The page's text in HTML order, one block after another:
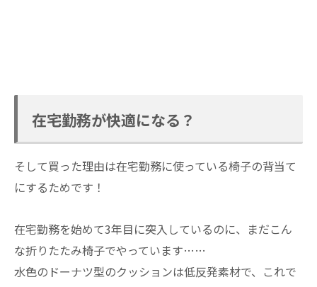
在宅勤務が快適になる？
そして買った理由は在宅勤務に使っている椅子の背当て
にするためです！
在宅勤務を始めて3年目に突入しているのに、まだこん
な折りたたみ椅子でやっています……
水色のドーナツ型のクッションは低反発素材で、これで